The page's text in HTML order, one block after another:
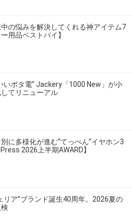
の悩みを解決してくれる神アイテム7
用品ベストバイ】
いポタ電” Jackery「1000 New」が小
てリニューアル
に多様化が進む“てっぺん”イヤホン3
2026上半期AWARD】
リア”ブランド誕生40周年。2026夏の